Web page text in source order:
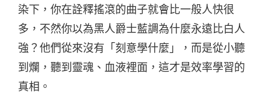
染下，你在詮釋搖滾的曲子就會比一般人快很
多，不然你以為黑人爵士藍調為什麼永遠比白人
強？他們從來沒有「刻意學什麼」，而是從小聽
到爛，聽到靈魂、血液裡面，這才是效率學習的
真相。